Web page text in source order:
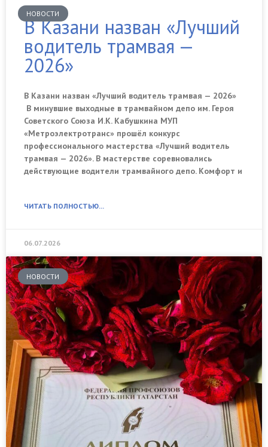
НОВОСТИ
В Казани назван «Лучший
водитель трамвая —
2026»
В Казани назван «Лучший водитель трамвая — 2026»
В минувшие выходные в трамвайном депо им. Героя
Советского Союза И.К. Кабушкина МУП
«Метроэлектротранс» прошёл конкурс
профессионального мастерства «Лучший водитель
трамвая — 2026». В мастерстве соревновались
действующие водители трамвайного депо. Комфорт и
ЧИТАТЬ ПОЛНОСТЬЮ...
06.07.2026
НОВОСТИ